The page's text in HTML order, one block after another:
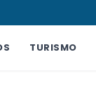
TURISMO